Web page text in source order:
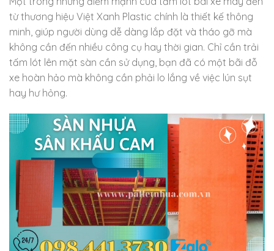
từ thương hiệu Việt Xanh Plastic chính là thiết kế thông
minh, giúp người dùng dễ dàng lắp đặt và tháo gỡ mà
không cần đến nhiều công cụ hay thời gian. Chỉ cần trải
tấm lót lên mặt sàn cần sử dụng, bạn đã có một bãi đỗ
xe hoàn hảo mà không cần phải lo lắng về việc lún sụt
hay hư hỏng.